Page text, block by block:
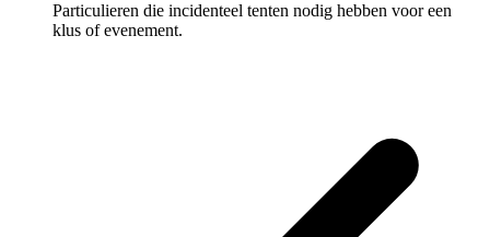
Particulieren die incidenteel tenten nodig hebben voor een
klus of evenement.